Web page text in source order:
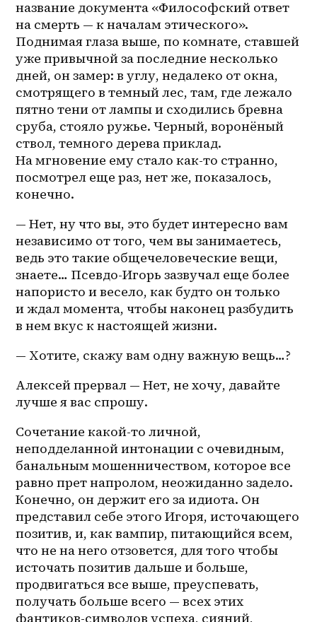
название документа «Философский ответ
на смерть — к началам этического».
Поднимая глаза выше, по комнате, ставшей
уже привычной за последние несколько
дней, он замер: в углу, недалеко от окна,
смотрящего в темный лес, там, где лежало
пятно тени от лампы и сходились бревна
сруба, стояло ружье. Черный, воронёный
ствол, темного дерева приклад.
На мгновение ему стало как-то странно,
посмотрел еще раз, нет же, показалось,
конечно.
— Нет, ну что вы, это будет интересно вам
независимо от того, чем вы занимаетесь,
ведь это такие общечеловеческие вещи,
знаете… Псевдо-Игорь зазвучал еще более
напористо и весело, как будто он только
и ждал момента, чтобы наконец разбудить
в нем вкус к настоящей жизни.
— Хотите, скажу вам одну важную вещь…?
Алексей прервал — Нет, не хочу, давайте
лучше я вас спрошу.
Сочетание какой-то личной,
неподделанной интонации с очевидным,
банальным мошенничеством, которое все
равно прет напролом, неожиданно задело.
Конечно, он держит его за идиота. Он
представил себе этого Игоря, источающего
позитив, и, как вампир, питающийся всем,
что не на него отзовется, для того чтобы
источать позитив дальше и больше,
продвигаться все выше, преуспевать,
получать больше всего — всех этих
фантиков-символов успеха, сияний,